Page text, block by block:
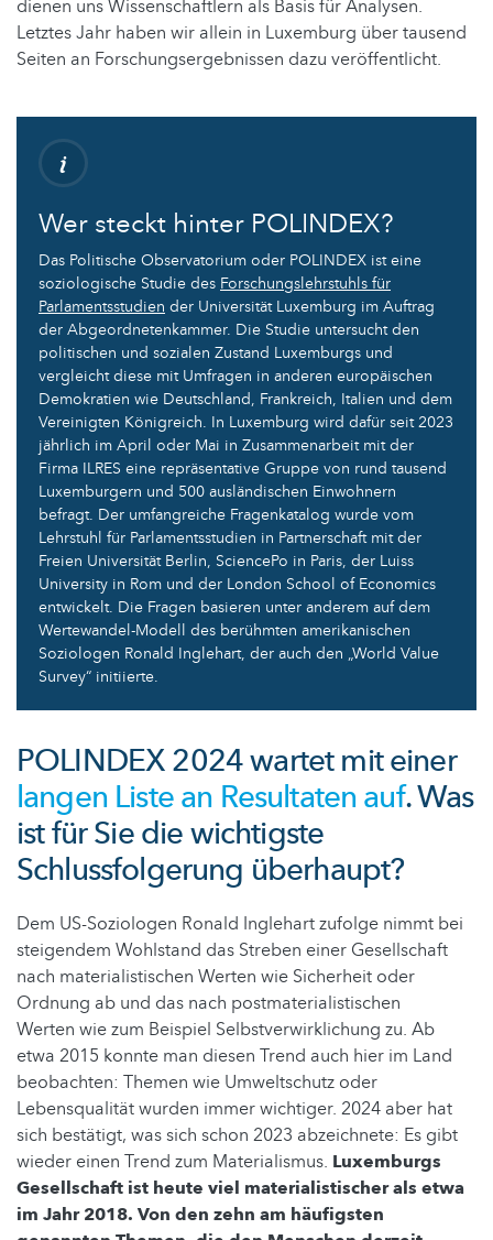
dienen uns Wissenschaftlern als Basis für Analysen.
Letztes Jahr haben wir allein in Luxemburg über tausend
Seiten an Forschungsergebnissen dazu veröffentlicht.
Wer steckt hinter POLINDEX?
Das Politische Observatorium oder POLINDEX ist eine
soziologische Studie des Forschungslehrstuhls für
Parlamentsstudien der Universität Luxemburg im Auftrag
der Abgeordnetenkammer. Die Studie untersucht den
politischen und sozialen Zustand Luxemburgs und
vergleicht diese mit Umfragen in anderen europäischen
Demokratien wie Deutschland, Frankreich, Italien und dem
Vereinigten Königreich. In Luxemburg wird dafür seit 2023
jährlich im April oder Mai in Zusammenarbeit mit der
Firma ILRES eine repräsentative Gruppe von rund tausend
Luxemburgern und 500 ausländischen Einwohnern
befragt. Der umfangreiche Fragenkatalog wurde vom
Lehrstuhl für Parlamentsstudien in Partnerschaft mit der
Freien Universität Berlin, SciencePo in Paris, der Luiss
University in Rom und der London School of Economics
entwickelt. Die Fragen basieren unter anderem auf dem
Wertewandel-Modell des berühmten amerikanischen
Soziologen Ronald Inglehart, der auch den „World Value
Survey“ initiierte.
POLINDEX 2024 wartet mit einer
langen Liste an Resultaten auf. Was
ist für Sie die wichtigste
Schlussfolgerung überhaupt?
Dem US-Soziologen Ronald Inglehart zufolge nimmt bei
steigendem Wohlstand das Streben einer Gesellschaft
nach materialistischen Werten wie Sicherheit oder
Ordnung ab und das nach postmaterialistischen
Werten wie zum Beispiel Selbstverwirklichung zu. Ab
etwa 2015 konnte man diesen Trend auch hier im Land
beobachten: Themen wie Umweltschutz oder
Lebensqualität wurden immer wichtiger. 2024 aber hat
sich bestätigt, was sich schon 2023 abzeichnete: Es gibt
wieder einen Trend zum Materialismus. Luxemburgs
Gesellschaft ist heute viel materialistischer als etwa
im Jahr 2018. Von den zehn am häufigsten